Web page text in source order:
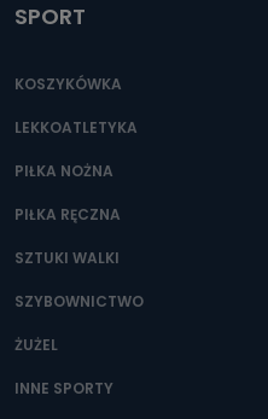
SPORT
KOSZYKÓWKA
LEKKOATLETYKA
PIŁKA NOŻNA
PIŁKA RĘCZNA
SZTUKI WALKI
SZYBOWNICTWO
ŻUŻEL
INNE SPORTY